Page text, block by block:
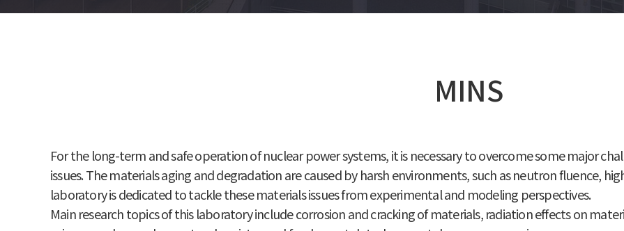
MINS
For the long-term and safe operation of nuclear power systems, it is necessary to overcome some major
issues. The materials aging and degradation are caused by harsh environments, such as neutron fluence,
laboratory is dedicated to tackle these materials issues from experimental and modeling perspectives.
Main research topics of this laboratory include corrosion and cracking of materials, radiation effects on